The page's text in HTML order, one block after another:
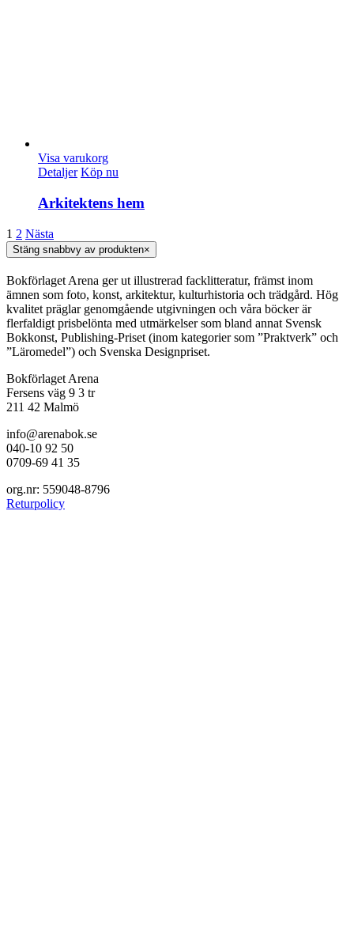
Visa varukorg
Detaljer Köp nu
Arkitektens hem
1 2 Nästa
Stäng snabbvy av produkten×
Bokförlaget Arena ger ut illustrerad facklitteratur, främst inom
ämnen som foto, konst, arkitektur, kulturhistoria och trädgård. Hög
kvalitet präglar genomgående utgivningen och våra böcker är
flerfaldigt prisbelönta med utmärkelser som bland annat Svensk
Bokkonst, Publishing-Priset (inom kategorier som ”Praktverk” och
”Läromedel”) och Svenska Designpriset.
Bokförlaget Arena
Fersens väg 9 3 tr
211 42 Malmö
info@arenabok.se
040-10 92 50
0709-69 41 35
org.nr: 559048-8796
Returpolicy